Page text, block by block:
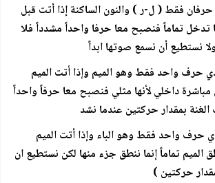
فقط ( ل-ر ) والنون الساكنة إذا أتت قبل
تماماً فنصبح معا حرفا واحداً مشدداً فلا
نستطيع أن نسمع صوتها ابداً
حرف واحد فقط وهو الميم وإذا أتت الميم
داخلي لأنها مثلي فنصبح معا حرفاً واحداً
بمقدار حركتين عندما نشد
حرف واحد فقط وهو الباء وإذا أتت الميم
الميم تماماً إنما ننطق جزء منها لكن نستطيع ان
حركتين )